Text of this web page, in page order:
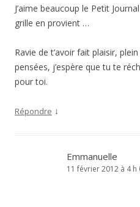
J’aime beaucoup le Petit
grille en provient …
Ravie de t’avoir fait plaisir,
pensées, j’espère que tu te
pour toi.
Répondre ↓
Emmanuelle
11 février 2012 à 4 h